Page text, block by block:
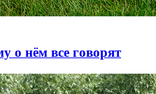
о нём все говорят